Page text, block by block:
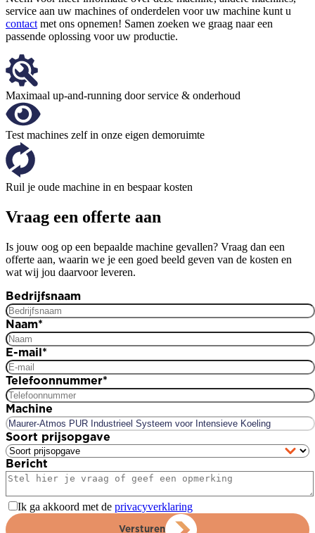
service aan uw machines of onderdelen voor uw machine kunt u
contact met ons opnemen! Samen zoeken we graag naar een
passende oplossing voor uw productie.
Maximaal up-and-running door service & onderhoud
Test machines zelf in onze eigen demoruimte
Ruil je oude machine in en bespaar kosten
Vraag een offerte aan
Is jouw oog op een bepaalde machine gevallen? Vraag dan een
offerte aan, waarin we je een goed beeld geven van de kosten en
wat wij jou daarvoor leveren.
Bedrijfsnaam
Naam*
E-mail*
Telefoonnummer*
Machine
Soort prijsopgave
Bericht
Ik ga akkoord met de privacyverklaring
Versturen